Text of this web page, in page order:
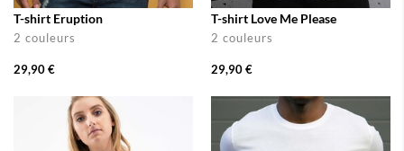
T-shirt Eruption
2 couleurs
29,90 €
T-shirt Love Me Please
2 couleurs
29,90 €